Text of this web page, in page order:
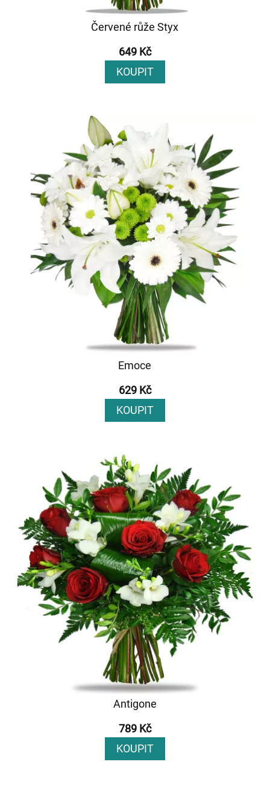
Červené růže Styx
649 Kč
KOUPIT
Emoce
629 Kč
KOUPIT
Antigone
789 Kč
KOUPIT